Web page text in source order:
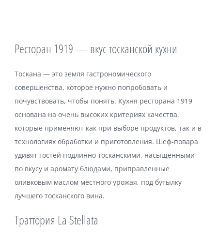
Ресторан 1919 — вкус тосканской кухни
Тоскана — это земля гастрономического
совершенства, которое нужно попробовать и
почувствовать, чтобы понять. Кухня ресторана 1919
основана на очень высоких критериях качества,
которые применяют как при выборе продуктов, так и в
технологиях обработки и приготовления. Шеф-повара
удивят гостей подлинно тосканскими, насыщенными
по вкусу и аромату блюдами, приправленные
оливковым маслом местного урожая, под бутылку
лучшего тосканского вина.
Траттория La Stellata